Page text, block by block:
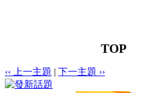
TOP
‹‹ 上一主題 | 下一主題 ››